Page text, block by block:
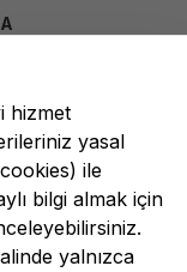
hizmet
yasal
ile
bilgi almak için
yalnızca